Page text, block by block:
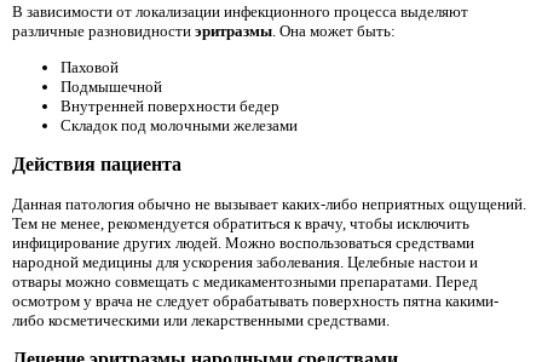
В зависимости от локализации инфекционного процесса выделяют
различные разновидности эритразмы. Она может быть:
Паховой
Подмышечной
Внутренней поверхности бедер
Складок под молочными железами
Действия пациента
Данная патология обычно не вызывает каких-либо неприятных ощущений.
Тем не менее, рекомендуется обратиться к врачу, чтобы исключить
инфицирование других людей. Можно воспользоваться средствами
народной медицины для ускорения заболевания. Целебные настои и
отвары можно совмещать с медикаментозными препаратами. Перед
осмотром у врача не следует обрабатывать поверхность пятна какими-
либо косметическими или лекарственными средствами.